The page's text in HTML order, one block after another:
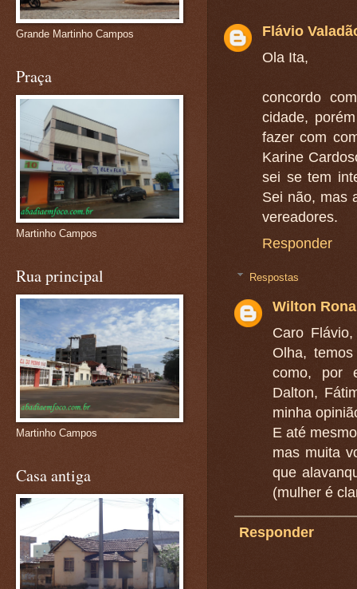
Flávio
Ola Ita,
concordo
cidade,
fazer com
Karine
sei se tem
Sei não, mas
vereadores.
Responder
Respostas
Wilton
Caro
Olha,
como, por
Dalton,
minha
E até
mas muita
que
(mulher é
Responder
Grande Martinho Campos
Praça
Martinho Campos
Rua principal
Martinho Campos
Casa antiga